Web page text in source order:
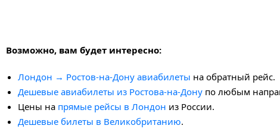
Возможно, вам будет интересно:
Лондон → Ростов-на-Дону авиабилеты на обратный рейс.
Дешевые авиабилеты из Ростова-на-Дону по любым
Цены на прямые рейсы в Лондон из России.
Дешевые билеты в Великобританию.